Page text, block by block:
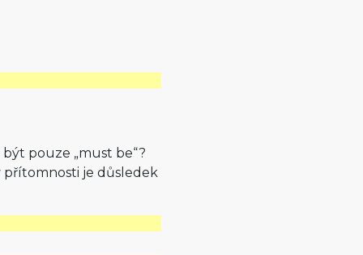
pouze „must be“?
přítomnosti je důsledek